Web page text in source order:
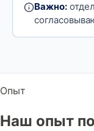
Важно:
Опыт
Наш опыт